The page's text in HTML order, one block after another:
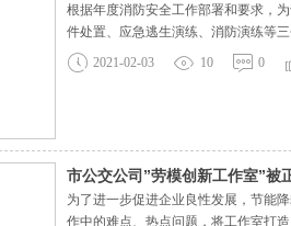
根据年度消防安全工作部署和要求，
件处置、应急逃生演练、消防演练等
次演练，不仅增强了司乘人员应对公
了坚实的基础。
2021-02-03 10 0
市公交公司”劳模创新工作室”被
为了进一步促进企业良性发展，节能
作中的难点、热点问题，将工作室打